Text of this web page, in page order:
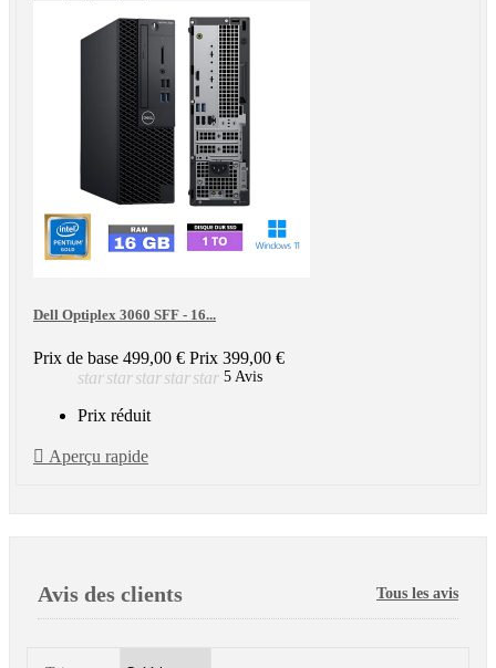
Dell Optiplex 3060 SFF - 16...
Prix de base 499,00 € Prix 399,00 €
star star star star star 5 Avis
Prix réduit
 Aperçu rapide
Avis des clients Tous les avis